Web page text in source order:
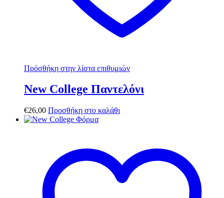
Πρόσθήκη στην λίστα επιθυμιών
New College Παντελόνι
€26,00 Προσθήκη στο καλάθι